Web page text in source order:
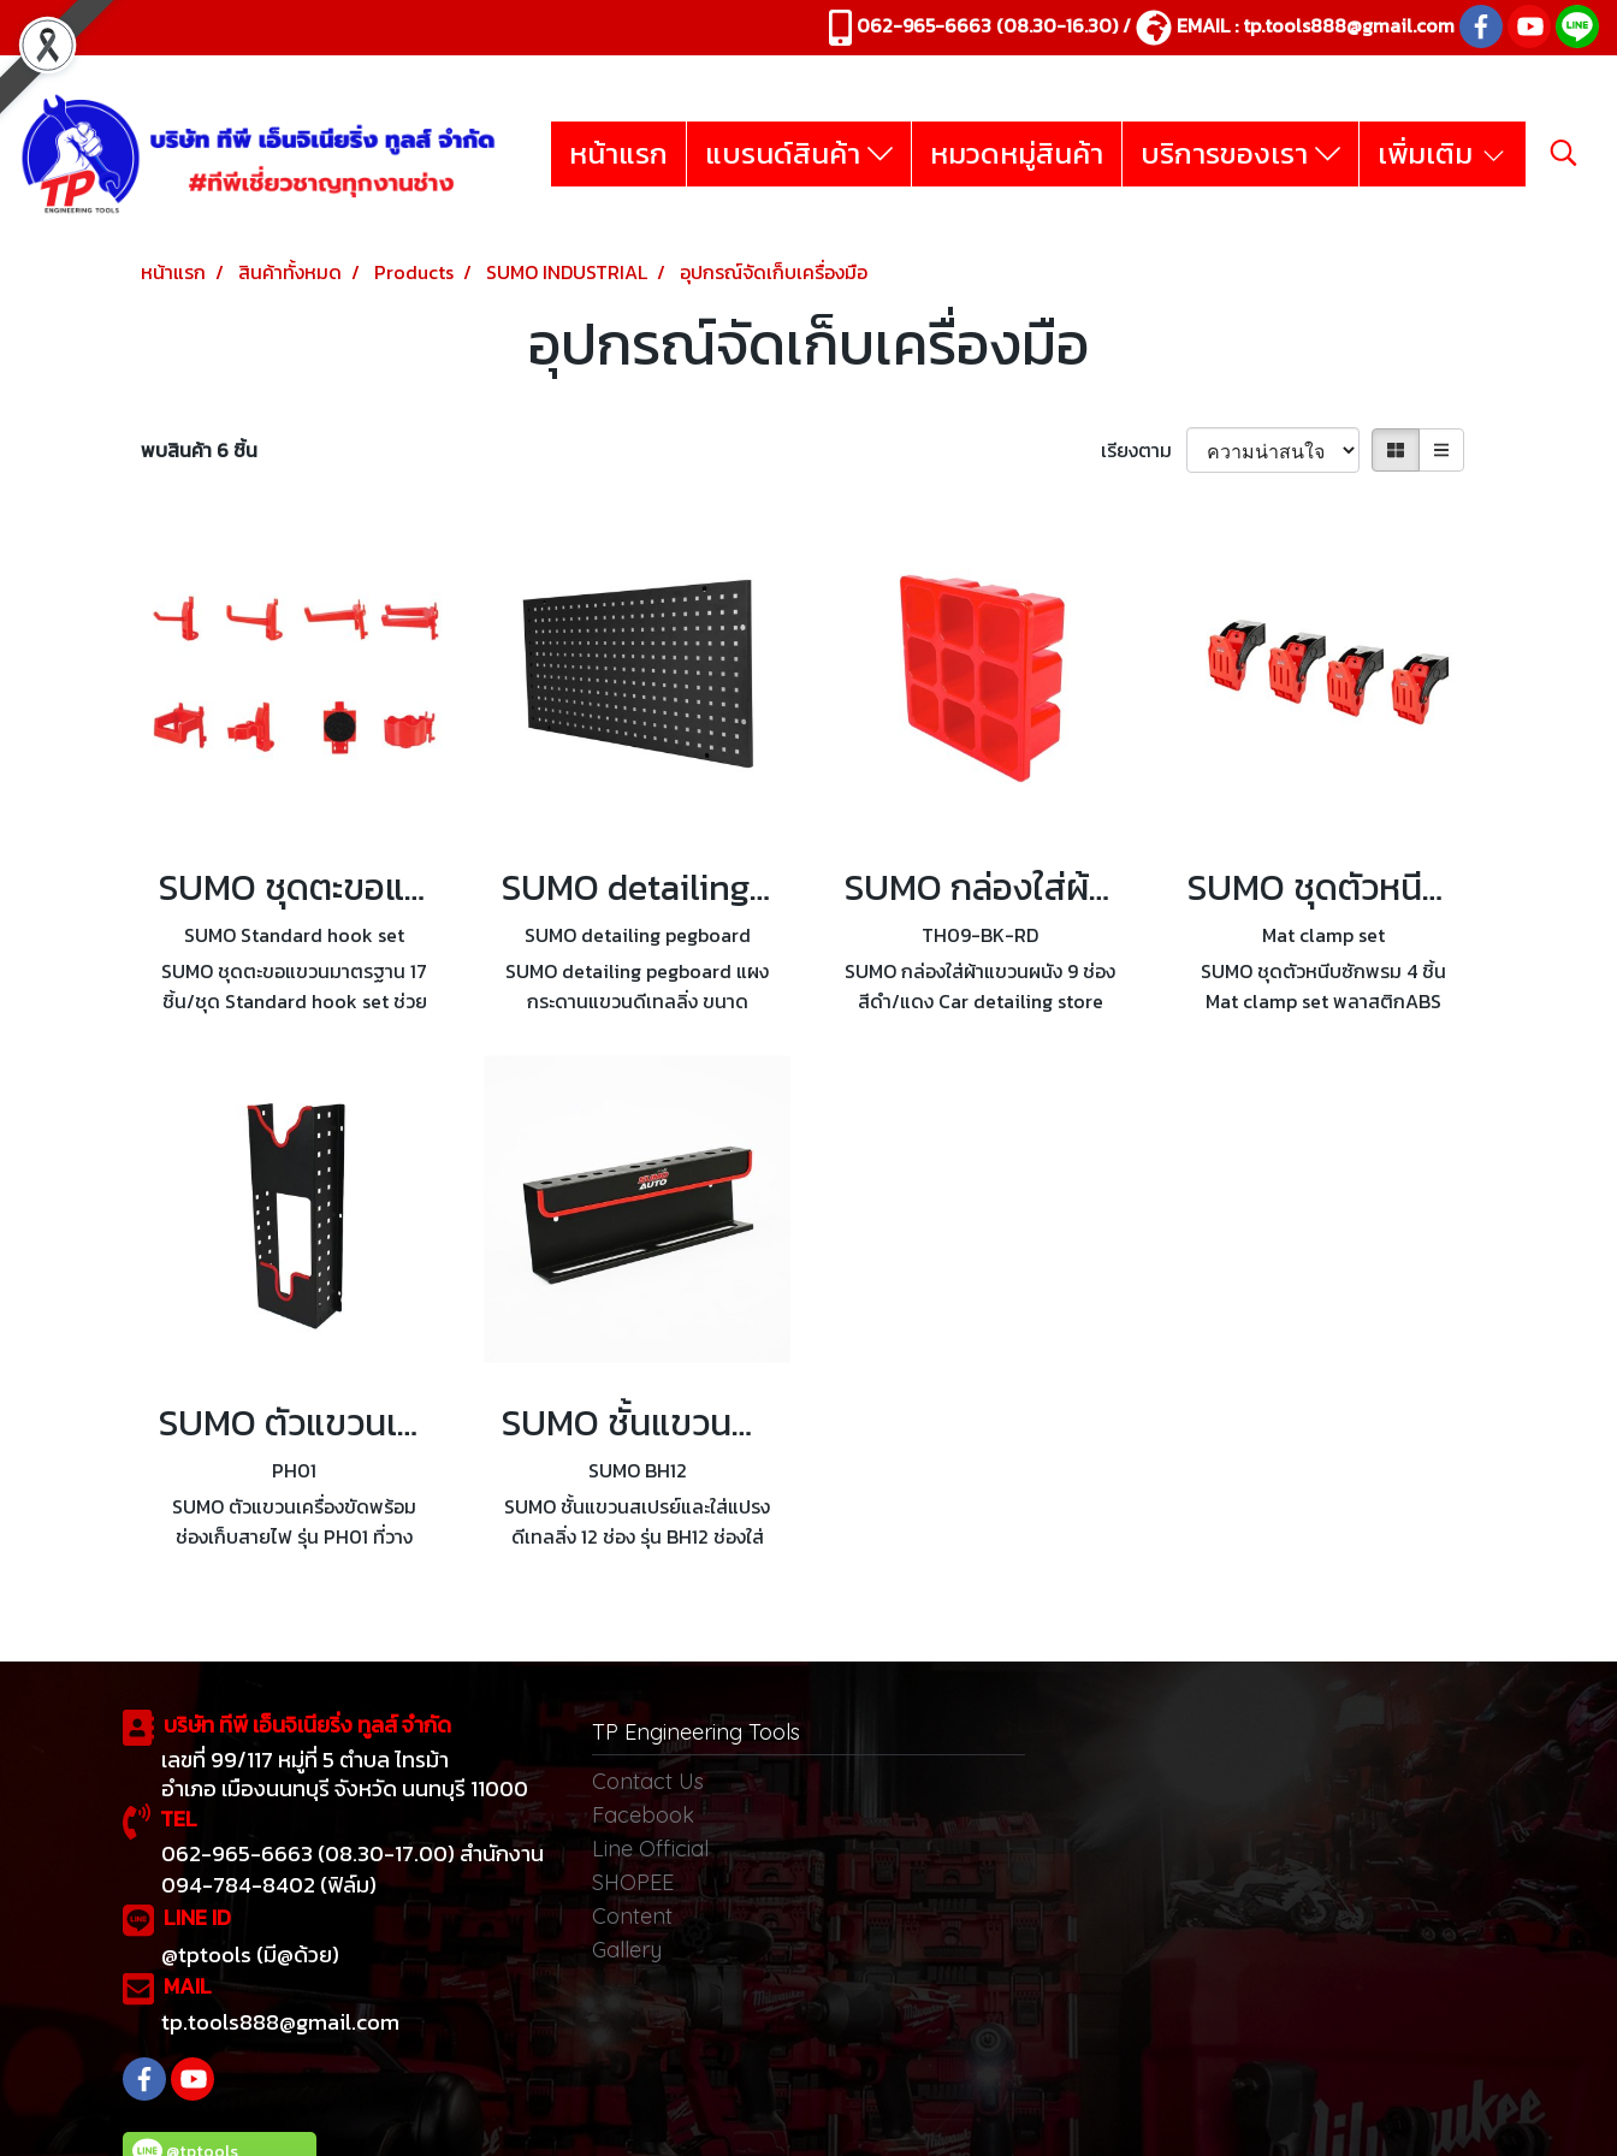
062-965-6663 (08.30-16.30) / EMAIL :tp.tools888@gmail.com
หน้าแรก แบรนด์สินค้า หมวดหมู่สินค้า บริการของเรา เพิ่มเติม
หน้าแรก สินค้าทั้งหมด Products SUMO INDUSTRIAL อุปกรณ์จัดเก็บเครื่องมือ
อุปกรณ์จัดเก็บเครื่องมือ
พบสินค้า 6 ชิ้น เรียงตาม
SUMO ชุดตะขอแขวนมาตรฐาน 17 ชิ้น/ชุด Standard hook set
SUMO Standard hook set
SUMO ชุดตะขอแขวนมาตรฐาน 17
ชิ้น/ชุด Standard hook set ช่วย
SUMO detailing pegboard แผงกระดานแขวนดีเทลลิ่ง 90x45 cm
SUMO detailing pegboard
SUMO detailing pegboard แผง
กระดานแขวนดีเทลลิ่ง ขนาด
SUMO กล่องใส่ผ้าแขวนผนัง 9 ช่อง สีดำ/แดง รุ่น TH09
TH09-BK-RD
SUMO กล่องใส่ผ้าแขวนผนัง 9 ช่อง
สีดำ/แดง Car detailing store
SUMO ชุดตัวหนีบซักพรม 4 ชิ้น Mat clamp set
Mat clamp set
SUMO ชุดตัวหนีบซักพรม 4 ชิ้น
Mat clamp set พลาสติกABS
SUMO ตัวแขวนเครื่องขัดพร้อมช่องเก็บสายไฟ รุ่น PH01
PH01
SUMO ตัวแขวนเครื่องขัดพร้อม
ช่องเก็บสายไฟ รุ่น PH01 ที่วาง
SUMO ชั้นแขวนสเปรย์และใส่แปรงดีเทลลิ่ง 12 ช่อง รุ่น BH12
SUMO BH12
SUMO ชั้นแขวนสเปรย์และใส่แปรง
ดีเทลลิ่ง 12 ช่อง รุ่น BH12 ช่องใส่
บริษัท ทีพี เอ็นจิเนียริ่ง ทูลส์ จำกัด
เลขที่ 99/117 หมู่ที่ 5 ตำบล ไทรม้า
อำเภอ เมืองนนทบุรี จังหวัด นนทบุรี 11000
TEL
062-965-6663 (08.30-17.00) สำนักงาน
094-784-8402 (ฟิล์ม)
LINE ID
@tptools (มี@ด้วย)
MAIL
tp.tools888@gmail.com
TP Engineering Tools
Contact Us
Facebook
Line Official
SHOPEE
Content
Gallery